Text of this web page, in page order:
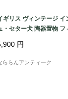
ギリス ヴィンテージ イ
・セター犬 陶器置物 フ
高さ6.4cm) [AA1142]
円
ららんアンティーク